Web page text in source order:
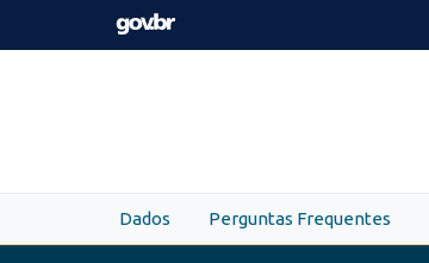
Skip to main content
Dados Perguntas Frequentes